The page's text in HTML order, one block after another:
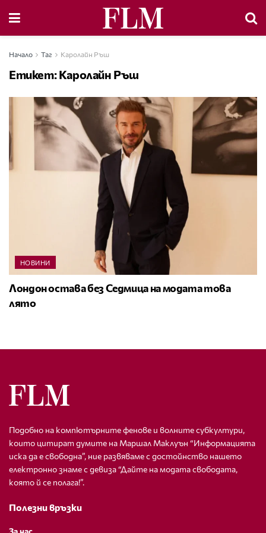
Начало Таг Каролайн Ръш
Етикет:Каролайн Ръш
НОВИНИ
Лондон остава без Седмица на модата това
лято
Подобно на компютърните фенове и волните субкултури,
които цитират думите на Маршал Маклуън “Информацията
иска да е свободна”, ние развяваме с достойнство нашето
електронно знаме с девиза “Дайте на модата свободата,
която й се полага!”.
Полезни връзки
За нас